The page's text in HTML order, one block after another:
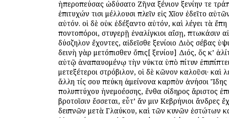
ἠπεροπεύσας ὠδύσατο Ζῆνα ξένιον ξενίην τε
ἐπιτυχών τισι μέλλουσι πλεῖν εἰς Χῖον ἐδεῖτο
αὐτόν. οἱ δὲ οὐκ ἐδέξαντο αὐτόν, καὶ λέγει τὰ ἔπη
ποντοπόροι, στυγερῇ ἐναλίγκιοι αἴσῃ, πτωκάσιν
δύσζηλον ἔχοντες, αἰδεῖσθε ξενίοιο Διὸς σέβας
δεινὴ γὰρ μετόπισθεν ὄπις[ ξενίου] Διός, ὅς κ’
αὐτῷ ἀναπαυομένῳ τὴν νύκτα ὑπὸ πίτυν
μετεξέτεροι στρόβιλον, οἱ δὲ κῶνον καλοῦσι· καὶ
ἄλλη τίς σου πεύκη ἀμείνονα καρπὸν ἀνήσοι
πολυπτύχου ἠνεμοέσσης, ἔνθα σίδηρος ἄριστος
βροτοῖσιν ἔσσεται, εὖτ’ ἄν μιν Κεβρήνιοι ἄνδρες
δειπνῶν μετὰ Γλαύκου, καὶ τῶν κυνῶν ἑστώτων